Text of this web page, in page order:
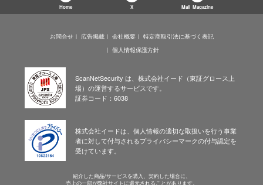
Home X Mail Magazine
お問合せ 広告掲載 会社概要
特定商取引法に基づく表記
個人情報保護方針
ScanNetSecurity は、株式会社イード（東証グロース上
場）の運営するサービスです。
証券コード：6038
株式会社イードは、個人情報の適切な取扱いを行う事業
者に対して付与されるプライバシーマークの付与認定を
受けています。
紹介した商品/サービスを購入、契約した場合に、
売上の一部が弊社サイトに還元されることがあります。